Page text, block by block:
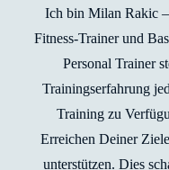
Ich bin Milan Rakic
Fitness-Trainer und
Personal Trainer
Trainingserfahrung
Training zu
Erreichen Deiner
unterstützen. Dies